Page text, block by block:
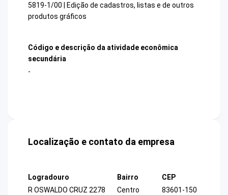
5819-1/00 | Edição de cadastros, listas e de outros
produtos gráficos
Código e descrição da atividade econômica
secundária
-
Localização e contato da empresa
Logradouro
R OSWALDO CRUZ 2278
Bairro
Centro
CEP
83601-150